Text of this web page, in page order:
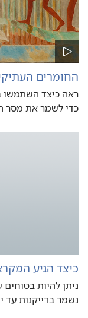
החומרים
ראה כיצד השתמשו
כדי לשמר את מסר
כיצד הגיע
ניתן להיות
נשמר בדייקנות עד